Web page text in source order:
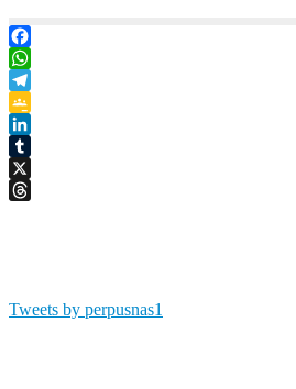
Facebook
WhatsApp
Telegram
Google
Classroom
LinkedIn
Tumblr
X
Tweets by perpusnas1